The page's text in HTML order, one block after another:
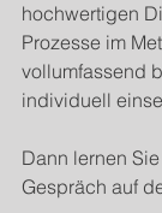
hochwertigen
Prozesse im
vollumfassend
individuell
Dann lernen
Gespräch auf